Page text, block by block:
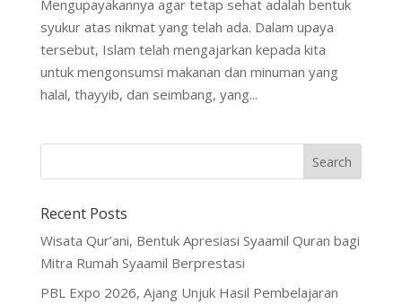
Mengupayakannya agar tetap sehat adalah bentuk
syukur atas nikmat yang telah ada. Dalam upaya
tersebut, Islam telah mengajarkan kepada kita
untuk mengonsumsi makanan dan minuman yang
halal, thayyib, dan seimbang, yang...
Recent Posts
Wisata Qur’ani, Bentuk Apresiasi Syaamil Quran bagi
Mitra Rumah Syaamil Berprestasi
PBL Expo 2026, Ajang Unjuk Hasil Pembelajaran